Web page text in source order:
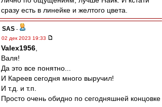
сразу есть в линейке и желтого цвета.
SAS -
02 дек 2023 19:33
Valex1956
Валя!
Да это все понятно...
И Кареев сегодня много выручил!
И т.д. и т.п.
Просто очень обидно по сегодняшней концовке